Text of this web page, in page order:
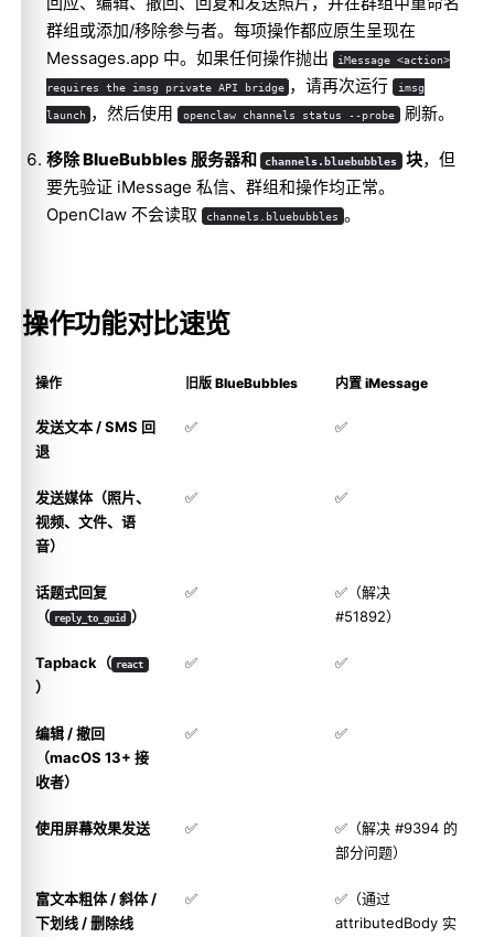
群组或添加/移除参与者。每项操作都应原生呈现在
Messages.app 中。如果任何操作抛出
iMessage <action>
requires the imsg private API bridge ，请再次运行 imsg
launch ，然后使用 openclaw channels status --probe 刷新。
移除 BlueBubbles 服务器和 channels.bluebubbles 块，但
要先验证 iMessage 私信、群组和操作均正常。
OpenClaw 不会读取
channels.bluebubbles 。
操作功能对比速览
操作 旧版 BlueBubbles 内置 iMessage
发送文本 / SMS 回
退
✅ ✅
发送媒体（照片、
视频、文件、语
音）
✅ ✅
话题式回复
（ reply_to_guid ）
✅
✅（解决
#51892）
Tapback（ react
）
✅ ✅
编辑 / 撤回
（macOS 13+ 接
收者）
✅ ✅
使用屏幕效果发送 ✅ ✅（解决 #9394 的
部分问题）
富文本粗体 / 斜体 /
下划线 / 删除线
✅
✅（通过
attributedBody 实